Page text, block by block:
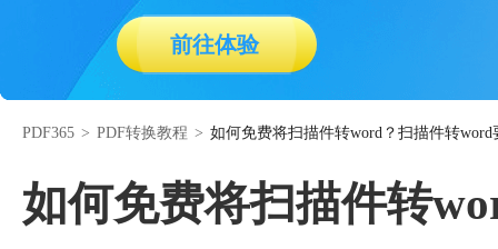
前往体验
PDF365 > PDF转换教程 > 如何免费将扫描件转word？扫描件转word
如何免费将扫描件转